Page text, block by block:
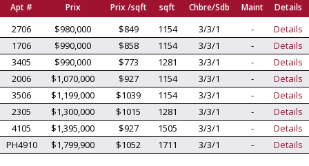
Apt # Prix Prix /sqft sqft Chbre/Sdb Maint Details
2706 $980,000 $849 1154 3/3/1 -
Details
1706
$990,000 $858 1154 3/3/1 -
Details
3405
$990,000 $773 1281 3/3/1 -
Details
2006
$1,070,000 $927 1154 3/3/1 -
Details
3506
$1,199,000 $1039 1154 3/3/1 -
Details
2305
$1,300,000 $1015 1281 3/3/1 -
Details
4105
$1,395,000 $927 1505 3/3/1 -
Details
PH4910
$1,799,900 $1052 1711 3/3/1 - Details